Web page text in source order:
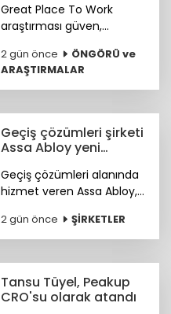
Great Place To Work
araştırması güven,
sağlık, anlam ve yapay
zekâya hazır kurum
kültürünün genç çalışan
temel unsurlar olduğunu
ortaya koydu.
2 gün önce
ÖNGÖRÜ ve
ARAŞTIRMALAR
Geçiş çözümleri şirketi
Assa Abloy yeni
Geçiş çözümleri alanında
hizmet veren Assa Abloy,
yeni showroomuyla
güvenlik ve erişim
buluşturuyor.
2 gün önce ŞİRKETLER
Tansu Tüyel, Peakup
CRO'su olarak atandı